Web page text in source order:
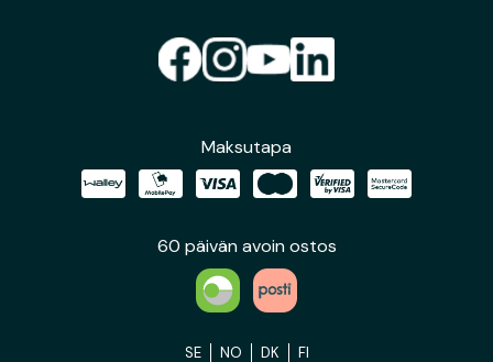
Maksutapa
60 päivän avoin ostos
SE NO DK FI